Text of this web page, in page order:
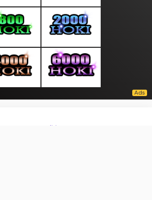
Terms & Conditions